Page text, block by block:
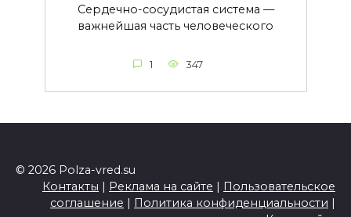
Сердечно-сосудистая система —
важнейшая часть человеческого
1 347
© 2026 Polza-vred.su
Контакты | Реклама на сайте | Пользовательское
соглашение | Политика конфиденциальности |